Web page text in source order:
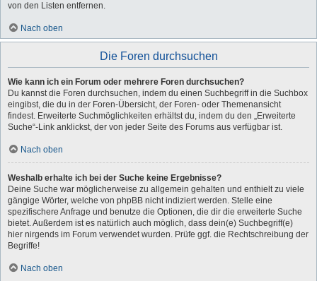
von den Listen entfernen.
Nach oben
Die Foren durchsuchen
Wie kann ich ein Forum oder mehrere Foren durchsuchen?
Du kannst die Foren durchsuchen, indem du einen Suchbegriff in die Suchbox
eingibst, die du in der Foren-Übersicht, der Foren- oder Themenansicht
findest. Erweiterte Suchmöglichkeiten erhältst du, indem du den „Erweiterte
Suche“-Link anklickst, der von jeder Seite des Forums aus verfügbar ist.
Nach oben
Weshalb erhalte ich bei der Suche keine Ergebnisse?
Deine Suche war möglicherweise zu allgemein gehalten und enthielt zu viele
gängige Wörter, welche von phpBB nicht indiziert werden. Stelle eine
spezifischere Anfrage und benutze die Optionen, die dir die erweiterte Suche
bietet. Außerdem ist es natürlich auch möglich, dass dein(e) Suchbegriff(e)
hier nirgends im Forum verwendet wurden. Prüfe ggf. die Rechtschreibung der
Begriffe!
Nach oben